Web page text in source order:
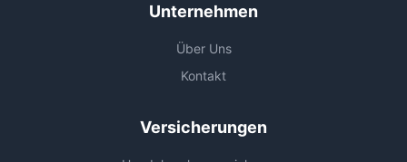
Unternehmen
Über Uns
Kontakt
Versicherungen